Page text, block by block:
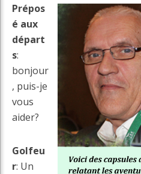
Prépos
é aux
départ
s:
bonjour
, puis-je
vous
aider?
Golfeu
r: Un